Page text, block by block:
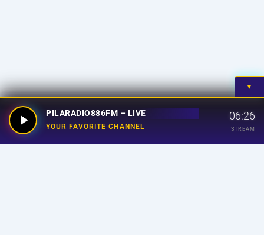
▼
PILARADIO886FM – LIVE
YOUR FAVORITE CHANNEL
06:26
STREAM